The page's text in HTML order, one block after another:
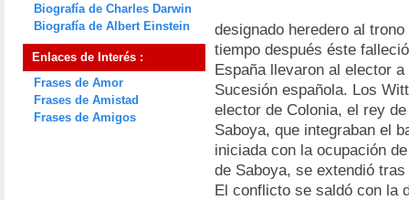
Biografía de Charles Darwin
Biografía de Albert Einstein
Enlaces de Interés :
Frases de Amor
Frases de Amistad
Frases de Amigos
designado heredero al
tiempo después éste
España llevaron al elector
Sucesión española. Los
elector de Colonia, el rey
Saboya, que integraban el
iniciada con la ocupación
de Saboya, se extendió
El conflicto se saldó con la